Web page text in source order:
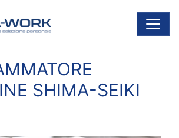
principale
SHIMA-SEIKI